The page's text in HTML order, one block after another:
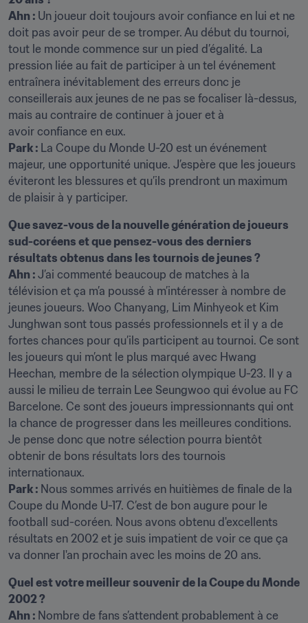
Ahn : Un joueur doit toujours avoir confiance en lui et ne
doit pas avoir peur de se tromper. Au début du tournoi,
tout le monde commence sur un pied d’égalité. La
pression liée au fait de participer à un tel événement
entraînera inévitablement des erreurs donc je
conseillerais aux jeunes de ne pas se focaliser là-dessus,
mais au contraire de continuer à jouer et à
Park : La Coupe du Monde U-20 est un événement
majeur, une opportunité unique. J’espère que les joueurs
éviteront les blessures et qu’ils prendront un maximum
de plaisir à y participer.
Que savez-vous de la nouvelle génération de joueurs
sud-coréens et que pensez-vous des derniers
résultats obtenus dans les tournois de jeunes ?
Ahn : J’ai commenté beaucoup de matches à la
télévision et ça m’a poussé à m’intéresser à nombre de
jeunes joueurs. Woo Chanyang, Lim Minhyeok et Kim
Junghwan sont tous passés professionnels et il y a de
fortes chances pour qu’ils participent au tournoi. Ce sont
les joueurs qui m’ont le plus marqué avec Hwang
Heechan, membre de la sélection olympique U-23. Il y a
aussi le milieu de terrain Lee Seungwoo qui évolue au FC
Barcelone. Ce sont des joueurs impressionnants qui ont
la chance de progresser dans les meilleures conditions.
Je pense donc que notre sélection pourra bientôt
obtenir de bons résultats lors des tournois
Park : Nous sommes arrivés en huitièmes de finale de la
Coupe du Monde U-17. C’est de bon augure pour le
football sud-coréen. Nous avons obtenu d'excellents
résultats en 2002 et je suis impatient de voir ce que ça
va donner l'an prochain avec les moins de 20 ans.
Quel est votre meilleur souvenir de la Coupe du Monde
2002 ?
Ahn : Nombre de fans s’attendent probablement à ce